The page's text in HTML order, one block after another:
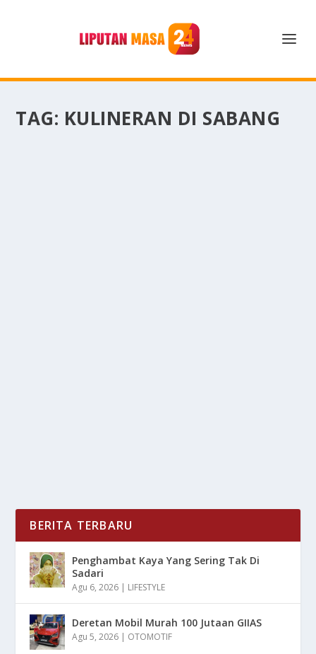
TAG: KULINERAN DI SABANG
BERITA TERBARU
Penghambat Kaya Yang Sering Tak Di
Sadari
Agu 6, 2026 | LIFESTYLE
Deretan Mobil Murah 100 Jutaan GIIAS
Agu 5, 2026 | OTOMOTIF